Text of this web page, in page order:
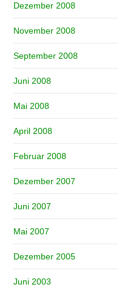
Dezember 2008
November 2008
September 2008
Juni 2008
Mai 2008
April 2008
Februar 2008
Dezember 2007
Juni 2007
Mai 2007
Dezember 2005
Juni 2003